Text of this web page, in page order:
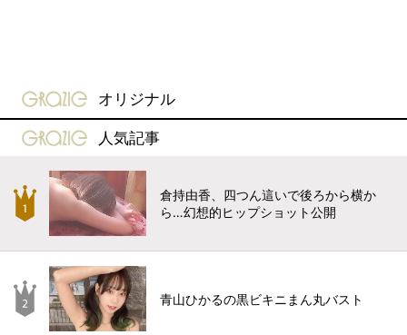
gravure-grazie
オリジナル
gravure-grazie
人気記事
倉持由香、四つん這いで後ろから横か
ら…幻想的ヒップショット公開
青山ひかるの黒ビキニまん丸バスト